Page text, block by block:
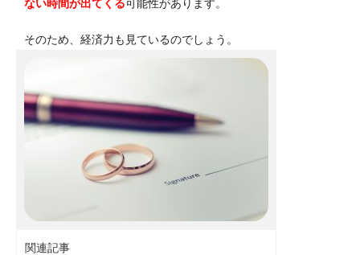
ない時間が出てくる可能性があります。
そのため、経済力も見ているのでしょう。
関連記事